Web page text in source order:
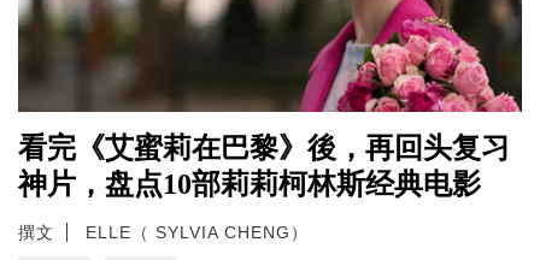
看完《艾蜜莉在巴黎》後，再回头复习
神片，盘点10部莉莉柯林斯经典电影
撰文 ELLE（ SYLVIA CHENG）